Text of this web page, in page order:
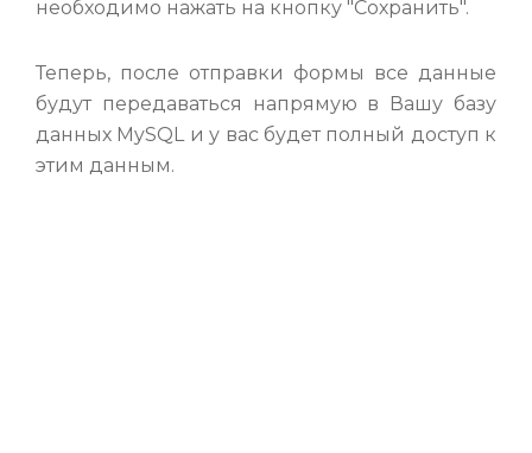
необходимо нажать на кнопку "Сохранить".
Теперь, после отправки формы все данные
будут передаваться напрямую в Вашу базу
данных MySQL и у вас будет полный доступ к
этим данным.